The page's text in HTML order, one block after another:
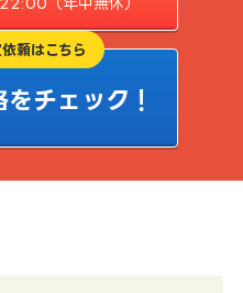
頼はこちら
チェック！